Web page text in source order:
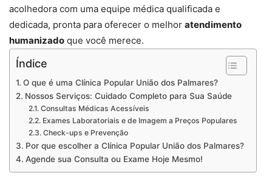
acolhedora com uma equipe médica qualificada e
dedicada, pronta para oferecer o melhor atendimento
humanizado que você merece.
Índice
O que é uma Clínica Popular União dos Palmares?
Nossos Serviços: Cuidado Completo para Sua Saúde
Consultas Médicas Acessíveis
Exames Laboratoriais e de Imagem a Preços Populares
Check-ups e Prevenção
Por que escolher a Clínica Popular União dos Palmares?
Agende sua Consulta ou Exame Hoje Mesmo!